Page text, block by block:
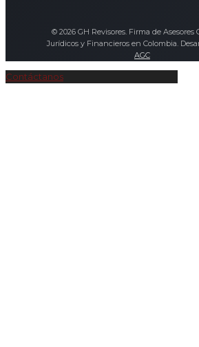
© 2026 GH Revisores. Firma de Asesores
Jurídicos y Financieros en Colombia.
AGC
Contáctanos